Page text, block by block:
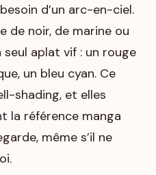
d’un arc-en-ciel.
de noir, de marine ou
aplat vif : un rouge
un bleu cyan. Ce
shading, et elles
la référence manga
même s’il ne